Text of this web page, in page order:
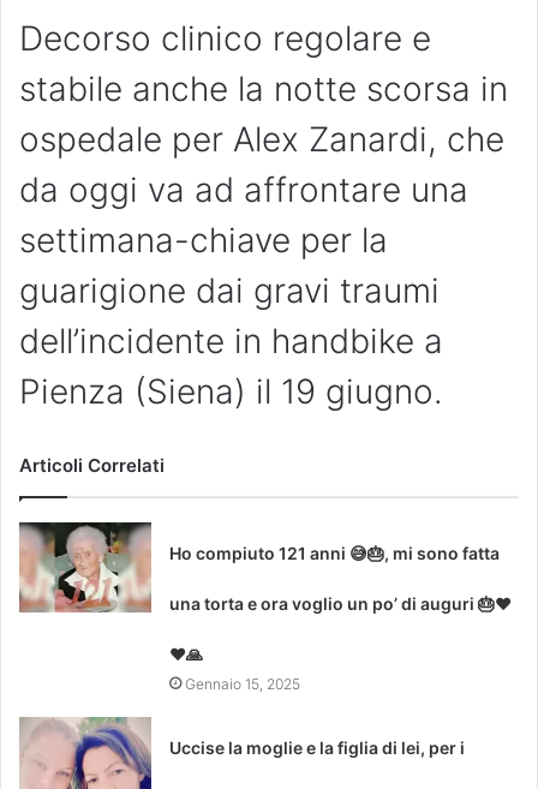
Decorso clinico regolare e
stabile anche la notte scorsa in
ospedale per Alex Zanardi, che
da oggi va ad affrontare una
settimana-chiave per la
guarigione dai gravi traumi
dell’incidente in handbike a
Pienza (Siena) il 19 giugno.
Articoli Correlati
Ho compiuto 121 anni 😅🎂, mi sono fatta
una torta e ora voglio un po’ di auguri 🎂❤
❤🙏
Gennaio 15, 2025
Uccise la moglie e la figlia di lei, per i